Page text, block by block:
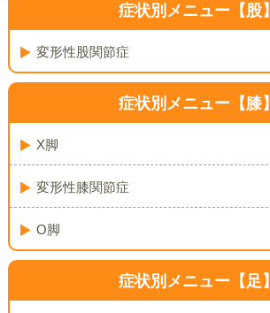
症状別メニュー【股】
変形性股関節症
症状別メニュー【膝】
X脚
変形性膝関節症
O脚
症状別メニュー【足】